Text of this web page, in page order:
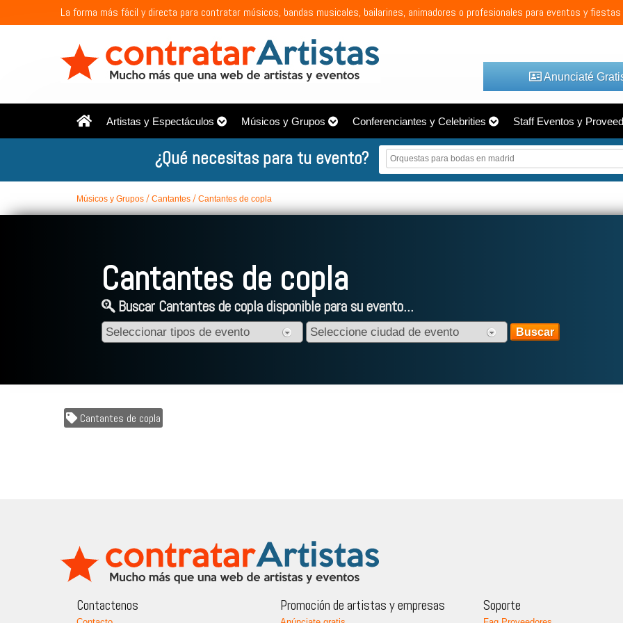
La forma más fácil y directa para contratar músicos, bandas musicales, bailarines, animadores o profesionales para eventos y fiestas
Anunciaté
Artistas y Espectáculos Músicos y Grupos Conferenciantes y Celebrities Staff Eventos y
¿Qué necesitas para tu evento?
Músicos y Grupos Cantantes Cantantes de copla
Cantantes de copla
Buscar Cantantes de copla disponible para su evento...
Cantantes de copla
Contactenos Promoción de artistas y empresas Soporte